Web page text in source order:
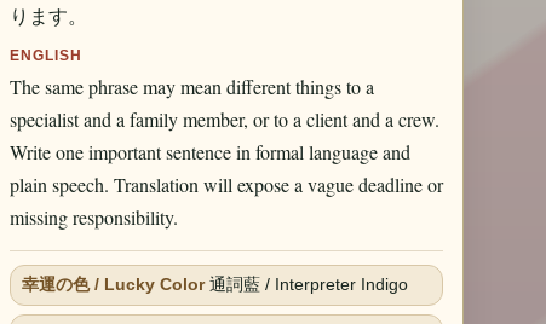
ります。
ENGLISH
The same phrase may mean different things to a
specialist and a family member, or to a client and a crew.
Write one important sentence in formal language and
plain speech. Translation will expose a vague deadline or
missing responsibility.
幸運の色 / Lucky Color通詞藍 / Interpreter Indigo